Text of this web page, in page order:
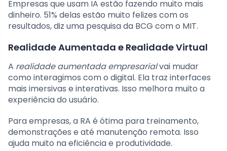
Empresas que usam IA estão fazendo muito mais
dinheiro. 51% delas estão muito felizes com os
resultados, diz uma pesquisa da BCG com o MIT.
Realidade Aumentada e Realidade Virtual
A realidade aumentada empresarialvai mudar
como interagimos com o digital. Ela traz interfaces
mais imersivas e interativas. Isso melhora muito a
experiência do usuário.
Para empresas, a RA é ótima para treinamento,
demonstrações e até manutenção remota. Isso
ajuda muito na eficiência e produtividade.